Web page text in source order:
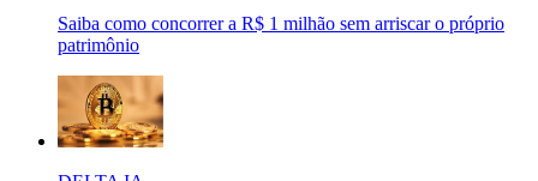
Saiba como concorrer a R$ 1 milhão sem arriscar o próprio
patrimônio